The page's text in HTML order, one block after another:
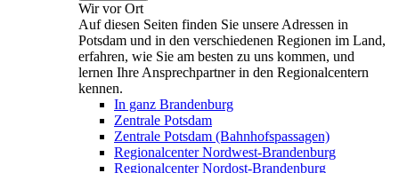
Wir vor Ort
Auf diesen Seiten finden Sie unsere Adressen in
Potsdam und in den verschiedenen Regionen im Land,
erfahren, wie Sie am besten zu uns kommen, und
lernen Ihre Ansprechpartner in den Regionalcentern
kennen.
In ganz Brandenburg
Zentrale Potsdam
Zentrale Potsdam (Bahnhofspassagen)
Regionalcenter Nordwest-Brandenburg
Regionalcenter Nordost-Brandenburg